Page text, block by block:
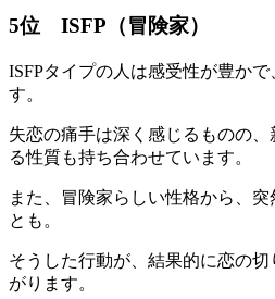
5位 ISFP（冒険家）
ISFPタイプの人は感受性が豊か
す。
失恋の痛手は深く感じるものの
る性質も持ち合わせています。
また、冒険家らしい性格から、
とも。
そうした行動が、結果的に恋の
がります。